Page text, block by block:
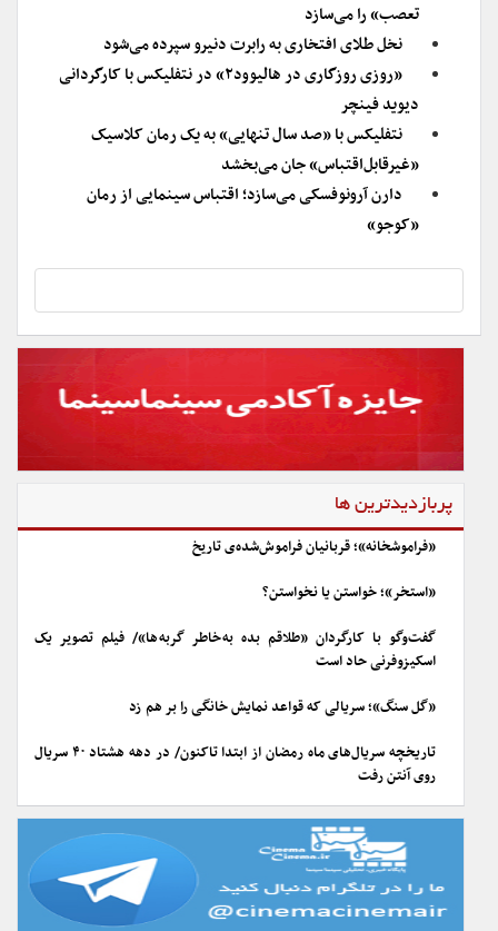
تعصب» را می‌سازد
نخل طلای افتخاری به رابرت دنیرو سپرده می‌شود
«روزی روزگاری در هالیوود۲» در نتفلیکس با کارگردانی
دیوید فینچر
نتفلیکس با «صد سال تنهایی» به یک رمان کلاسیک
«غیرقابل‌اقتباس» جان می‌بخشد
دارن آرونوفسکی می‌سازد؛ اقتباس سینمایی از رمان
«کوجو»
پربازدیدترین ها
«فراموشخانه»؛ قربانیان فراموش‌شده‌ی تاریخ
«استخر»؛ خواستن یا نخواستن؟
گفت‌وگو با کارگردان «طلاقم بده به خاطر گربه ها»/ فیلم تصویر یک
اسکیزوفرنی حاد است
«گل سنگ»؛ سریالی که قواعد نمایش خانگی را بر هم زد
تاریخچه سریال‌های ماه رمضان از ابتدا تاکنون/ در دهه هشتاد ۴۰ سریال
روی آنتن رفت